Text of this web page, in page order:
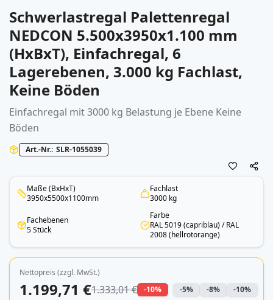
Zum
Anfang
der
Bildergalerie
springen
Schwerlastregal Palettenregal
NEDCON 5.500x3950x1.100 mm
(HxBxT), Einfachregal, 6
Lagerebenen, 3.000 kg Fachlast,
Keine Böden
Einfachregal mit 3000 kg Belastung je Ebene Keine
Böden
Art.-Nr. SLR-1055039
Maße (BxHxT)
3950x5500x1100mm
Fachlast
3000 kg
Fachebenen
5 Stück
Farbe
RAL 5019 (capriblau) / RAL
2008 (hellrotorange)
Nettopreis (zzgl. MwSt.)
1.199,71 €1.333,01 € -10% -5% -8% -10%